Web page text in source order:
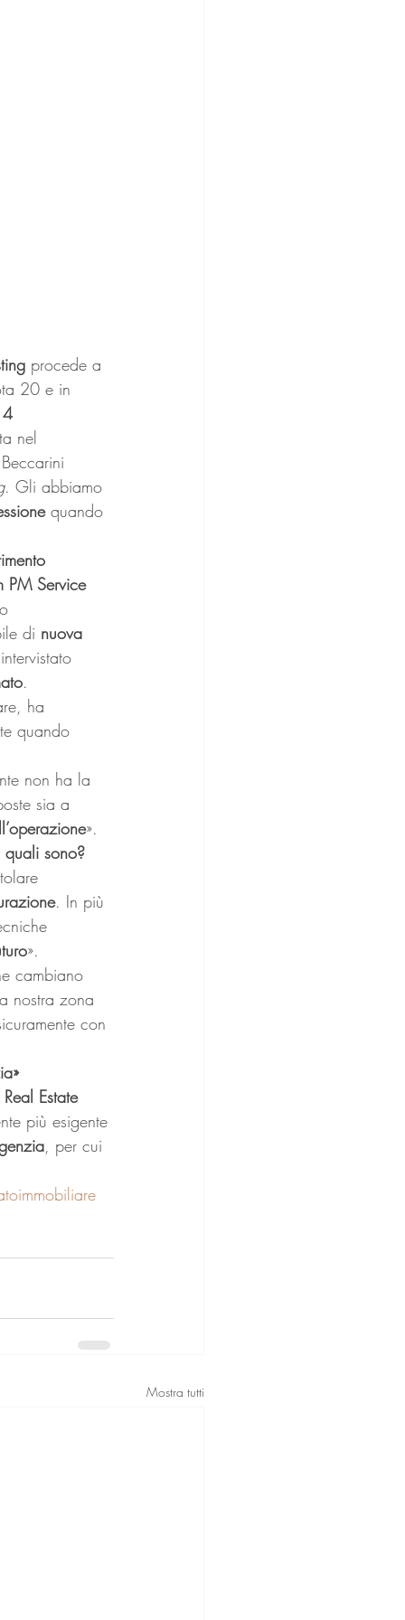
procede a
20 e in
nel
. Gli abbiamo
quando
PM Service
di nuova
.
ha
quando
non ha la
sia a
».
sono?
. In più
».
cambiano
nostra zona
con
Estate
più esigente
, per cui
Mostra tutti